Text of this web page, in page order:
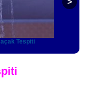
Tespiti